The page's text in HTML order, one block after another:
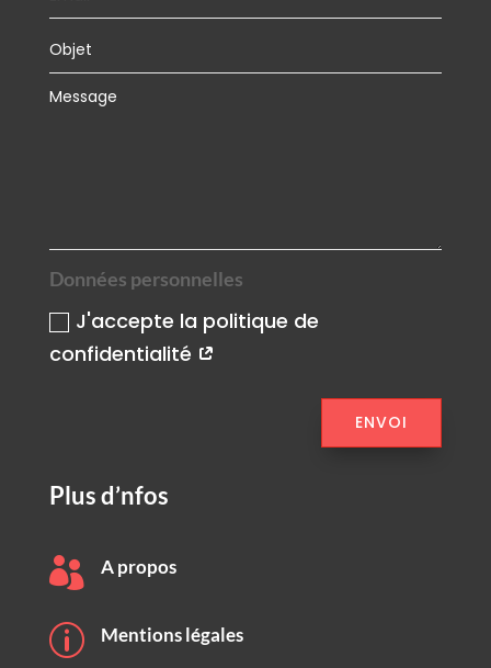
Données personnelles
J'accepte la politique de
confidentialité
ENVOI
Plus d’nfos
 A propos
p Mentions légales